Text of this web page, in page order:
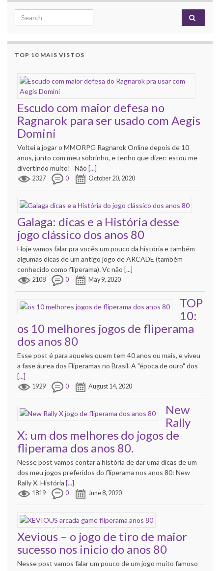
Search for:
TOP 10 MAIS VISTOS
Escudo com maior defesa no
Ragnarok para ser usado com Aegis
Domini
Voltei a jogar o MMORPG Ragnarok Online depois de 10
anos, junto com meu sobrinho, e tenho que dizer: estou me
divertindo muito! Não [...]
2327 0 October 20, 2020
Galaga: dicas e a História desse
jogo clássico dos anos 80
Hoje vamos falar pra vocês um pouco da história e também
algumas dicas de um antigo jogo de ARCADE (também
conhecido como fliperama). Vc não [...]
2108 0 May 9, 2020
TOP
10:
os 10 melhores jogos de fliperama
dos anos 80
Esse post é para aqueles quem tem 40 anos ou mais, e viveu
a fase áurea dos Fliperamas no Brasil. A "época de ouro" dos
[...]
1929 0 August 14, 2020
New
Rally
X: um dos melhores do jogos de
fliperama dos anos 80.
Nesse post vamos contar a história de dar uma dicas de um
dos meu jogos preferidos do fliperama nos anos 80: New
Rally X. História [...]
1819 0 June 8, 2020
Xevious – o jogo de tiro de maior
sucesso nos inicio do anos 80
Nesse post vamos falar um pouco de um jogo muito famoso